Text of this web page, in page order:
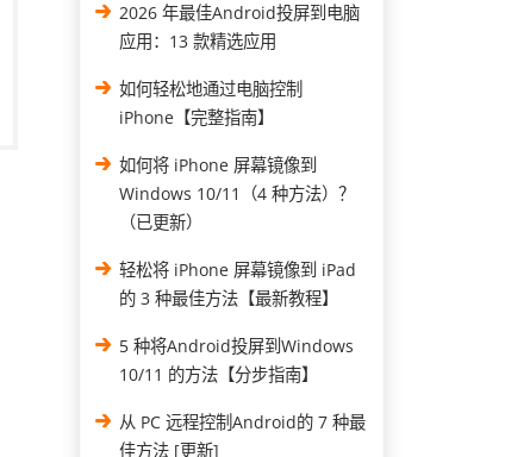
2026 年最佳Android投屏到电脑
应用：13 款精选应用
如何轻松地通过电脑控制
iPhone【完整指南】
如何将 iPhone 屏幕镜像到
Windows 10/11（4 种方法）？
（已更新）
轻松将 iPhone 屏幕镜像到 iPad
的 3 种最佳方法【最新教程】
5 种将Android投屏到Windows
10/11 的方法【分步指南】
从 PC 远程控制Android的 7 种最
佳方法 [更新]